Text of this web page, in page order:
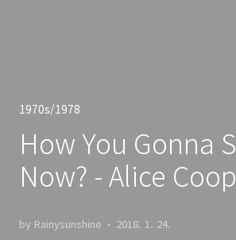
1970s/1978
How You Gonna
Now? - Alice
by Rainysunshine 2018. 1. 24.